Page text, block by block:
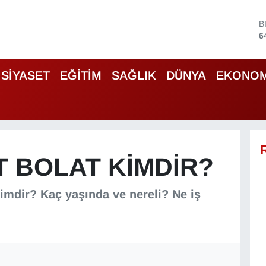
SİYASET EĞİTİM SAĞLIK DÜNYA
BOLAT KIMDIR?
Kaç yaşında ve nereli? Ne iş